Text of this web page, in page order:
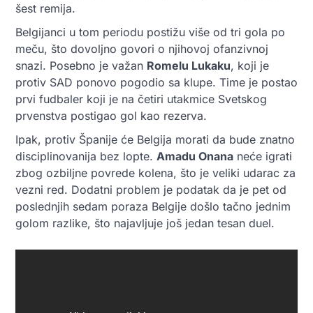
šest remija.
Belgijanci u tom periodu postižu više od tri gola po
meču, što dovoljno govori o njihovoj ofanzivnoj
snazi. Posebno je važan Romelu Lukaku, koji je
protiv SAD ponovo pogodio sa klupe. Time je postao
prvi fudbaler koji je na četiri utakmice Svetskog
prvenstva postigao gol kao rezerva.
Ipak, protiv Španije će Belgija morati da bude znatno
disciplinovanija bez lopte. Amadu Onana neće igrati
zbog ozbiljne povrede kolena, što je veliki udarac za
vezni red. Dodatni problem je podatak da je pet od
poslednjih sedam poraza Belgije došlo tačno jednim
golom razlike, što najavljuje još jedan tesan duel.